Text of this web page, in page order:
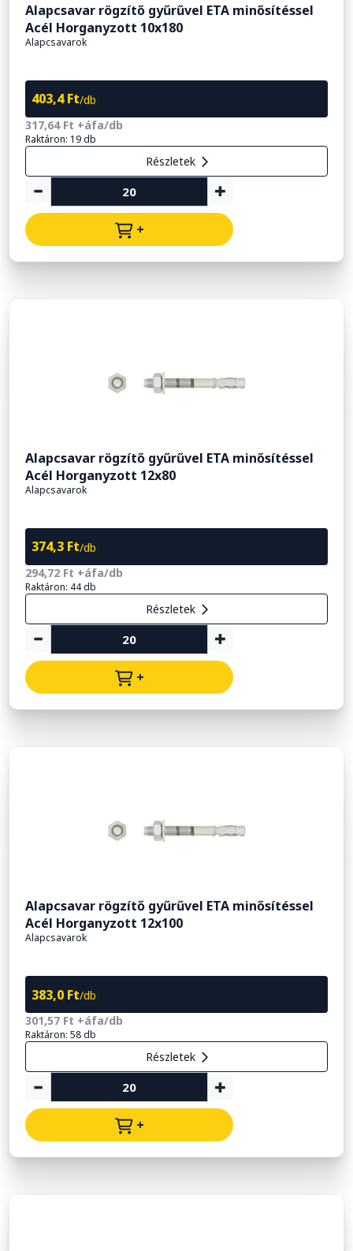
Alapcsavar rögzítő gyűrűvel ETA minősítéssel
Acél Horganyzott 10x180
Alapcsavarok
403,4 Ft/db
317,64 Ft +áfa/db
Raktáron: 19 db
Részletek
+
Alapcsavar rögzítő gyűrűvel ETA minősítéssel
Acél Horganyzott 12x80
Alapcsavarok
374,3 Ft/db
294,72 Ft +áfa/db
Raktáron: 44 db
Részletek
+
Alapcsavar rögzítő gyűrűvel ETA minősítéssel
Acél Horganyzott 12x100
Alapcsavarok
383,0 Ft/db
301,57 Ft +áfa/db
Raktáron: 58 db
Részletek
+